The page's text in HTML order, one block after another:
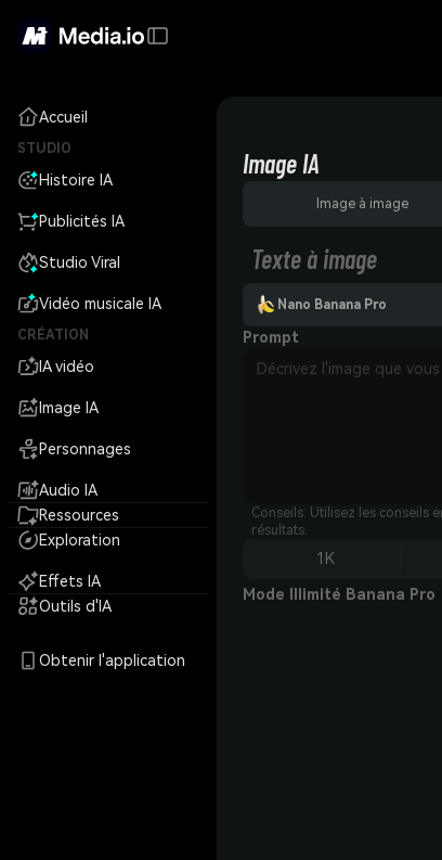
Accueil
STUDIO
Histoire IA
Publicités IA
Studio Viral
Vidéo musicale IA
CRÉATION
IA vidéo
Image IA
Personnages
Audio IA
Ressources
Exploration
Effets IA
Outils d'IA
Obtenir l'application
Image IA
Image à image
Texte à image
Nano Banana Pro
Prompt
Conseils: Utilisez les conseils
résultats.
1K
Mode Illimité Banana Pro